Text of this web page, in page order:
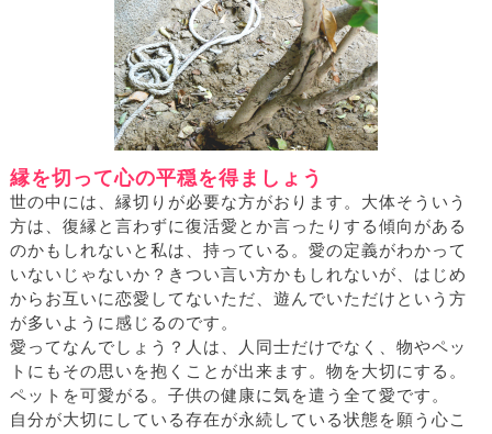
縁を切って心の平穏を得ましょう
世の中には、縁切りが必要な方がおります。大体そういう
方は、復縁と言わずに復活愛とか言ったりする傾向がある
のかもしれないと私は、持っている。愛の定義がわかって
いないじゃないか？きつい言い方かもしれないが、はじめ
からお互いに恋愛してないただ、遊んでいただけという方
が多いように感じるのです。
愛ってなんでしょう？人は、人同士だけでなく、物やペッ
トにもその思いを抱くことが出来ます。物を大切にする。
ペットを可愛がる。子供の健康に気を遣う全て愛です。
自分が大切にしている存在が永続している状態を願う心こ